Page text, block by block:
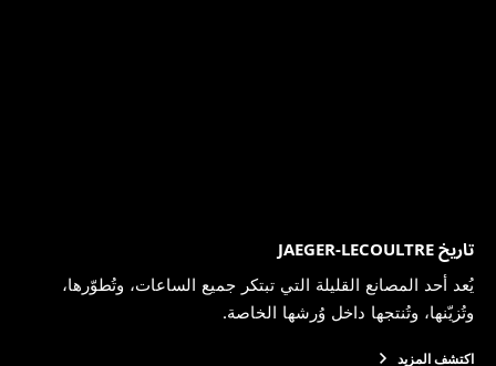
تاريخ JAEGER-LECOULTRE
يُعد أحد المصانع القليلة التي تبتكر جميع الساعات، وتُطوّرها،
وتُزيّنها، وتُنتجها داخل وُرشها الخاصة.
اكتشف المزيد